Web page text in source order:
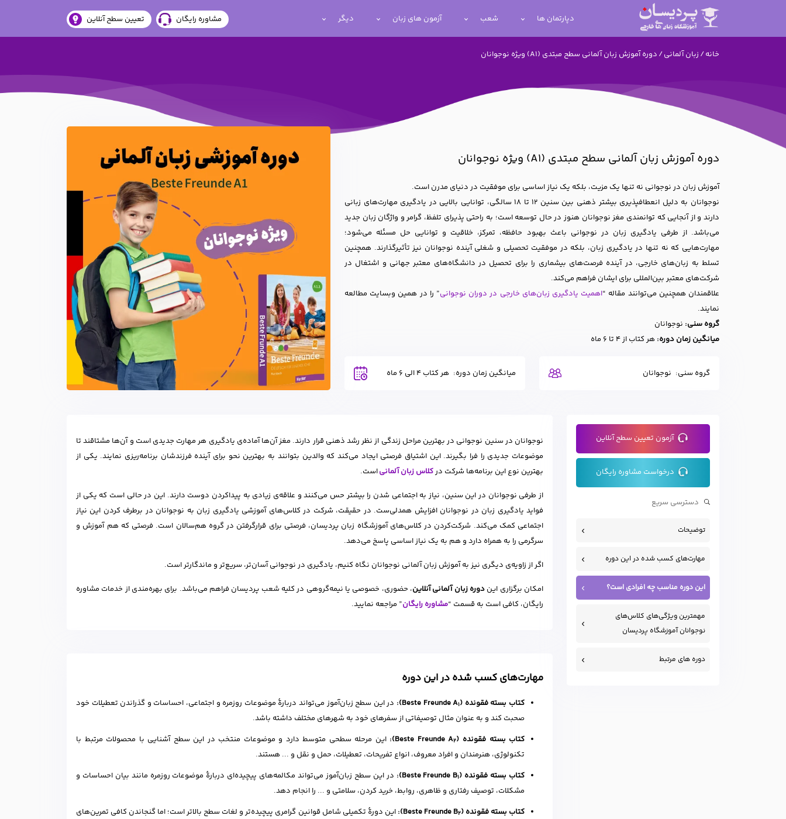
دپارتمان ها شعب آزمون های زبان دیگر مشاوره رایگان تعیین سطح آنلاین
خانه/ زبان آلمانی/ دوره آموزش زبان آلمانی سطح مبتدی (A1) ویژه نوجوانان
دوره آموزش زبان آلمانی سطح مبتدی (A1) ویژه نوجوانان
آموزش زبان در نوجوانی نه تنها یک مزیت، بلکه یک نیاز اساسی برای موفقیت در دنیای مدرن است.
نوجوانان به دلیل انعطافپذیری بیشتر ذهنی بین سنین 12 تا ۱۸ سالگی، توانایی بالایی در یادگیری مهارت‌های زبانی
دارند و از آنجایی که توانمندی مغز نوجوانان هنوز در حال توسعه است؛ به راحتی پذیرای تلفظ، گرامر و واژگان زبان جدید
می‌باشد. از طرفی یادگیری زبان در نوجوانی باعث بهبود حافظه، تمرکز، خلاقیت و توانایی حل مسئله می‌شود؛
مهارت‌هایی که نه تنها در یادگیری زبان، بلکه در موفقیت تحصیلی و شغلی آینده نوجوانان نیز تأثیرگذارند. همچنین
تسلط به زبان‌های خارجی، در آینده فرصت‌های بیشماری را برای تحصیل در دانشگاه‌های معتبر جهانی و اشتغال در
شرکت‌های معتبر بین‌المللی برای ایشان فراهم می‌کند.
علاقمندان همچنین می‌توانند مقاله “اهمیت یادگیری زبان‌های خارجی در دوران نوجوانی” را در همین وبسایت مطالعه
نمایند.
گروه سنی: نوجوانان
میانگین زمان دوره: هر کتاب از 4 تا 6 ماه
گروه سنی: نوجوانان میانگین زمان دوره: هر کتاب 4 الی 6 ماه
نوجوانان در سنین نوجوانی در بهترین مراحل زندگی از نظر رشد ذهنی قرار دارند. مغز آن‌ها آماده‌ی یادگیری هر مهارت جدیدی است و آن‌ها مشتاقند تا
موضوعات جدیدی را فرا بگیرند. این اشتیاق فرصتی ایجاد می‌کند که والدین بتوانند به بهترین نحو برای آینده فرزندشان برنامه‌ریزی نمایند. یکی از
بهترین نوع این برنامه‌ها شرکت درکلاس زبان آلمانیاست.
از طرفی نوجوانان در این سنین، نیاز به اجتماعی شدن را بیشتر حس می‌کنند و علاقه‌ی زیادی به پیداکردن دوست دارند. این در حالی است که یکی از
فواید یادگیری زبان در نوجوانان افزایش همدلی‌ست. در حقیقت، شرکت در کلاس‌های آموزشی یادگیری زبان به نوجوانان در برطرف کردن این نیاز
اجتماعی کمک می‌کند. شرکت‌کردن در کلاس‌های آموزشگاه زبان پردیسان، فرصتی برای قرارگرفتن در گروه هم‌سالان است. فرصتی که هم آموزش و
سرگرمی را به همراه دارد و هم به یک نیاز اساسی پاسخ می‌دهد.
اگر از زاویه‌ی دیگری نیز به آموزش زبان آلمانی نوجوانان نگاه کنیم، یادگیری در نوجوانی آسان‌تر، سریع‌تر و ماندگارتر است.
امکان برگزاری این دوره‌ زبان آلمانی آنلاین، حضوری، خصوصی یا نیمه‌گروهی در کلیه شعب پردیسان فراهم می‌باشد. برای بهره‌مندی از خدمات مشاوره
رایگان، کافی است به قسمت “مشاوره رایگان” مراجعه نمایید.
مهارت‌های کسب شده در این دوره
کتاب بسته فقونده (Beste Freunde A1
): در این سطح زبان‌آموز می‌تواند دربارهٔ موضوعات روزمره و اجتماعی، احساسات و گذراندن تعطیلات خود
صحبت کند و به عنوان مثال توصیفاتی از سفرهای خود به شهرهای مختلف داشته باشد.
کتاب بسته فقونده (Beste Freunde A2
): این مرحله سطحی متوسط دارد و موضوعات منتخب در این سطح آشنایی با محصولات مرتبط با
تکنولوژی، هنرمندان و افراد معروف، انواع تفریحات، تعطیلات، حمل و نقل و ... هستند.
کتاب بسته فقونده (Beste Freunde B1
): در این سطح زبان‌آموز می‌تواند مکالمه‌های پیچیده‌ای دربارهٔ موضوعات روزمره مانند بیان احساسات و
مشکلات، توصیف رفتاری و ظاهری، روابط، خرید کردن، سلامتی و ... را انجام دهد.
کتاب بسته فقونده (Beste Freunde B2
): این دورهٔ تکمیلی شامل قوانین گرامری پیچیده‌تر و لغات سطح بالاتر است؛ اما گنجاندن کافی تمرین‌های
آزمون تعیین سطح آنلاین
درخواست مشاوره رایگان
توضیحات
مهارت‌های کسب شده در این دوره
این دوره مناسب چه افرادی است؟
مهمترین ویژگی‌های کلاس‌های
نوجوانان آموزشگاه پردیسان
دوره های مرتبط